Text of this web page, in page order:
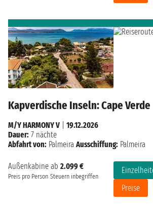
Kapverdische Inseln: Cape Verde
Außenkabine ab 2.099 €
Preis pro Person Steuern inbegriffen
Preise
M/Y HARMONY V
19.12.2026
Dauer: 7 nächte
Abfahrt von: Palmeira Ausschiffung: Palmeira